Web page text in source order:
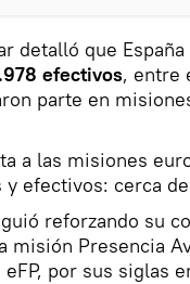
detalló que
efectivos, entre
parte en
a las misiones
efectivos: cerca
reforzando su
misión Presencia
por sus siglas